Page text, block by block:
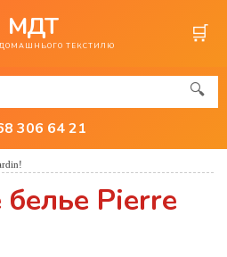
МДТ
ТЕКСТИЛЮ 🛒
🔍
306 64 21
белье Pierre